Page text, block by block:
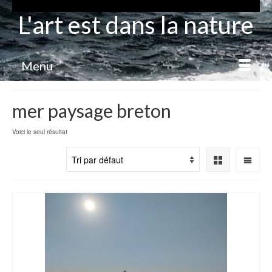
L'art est dans la nature
Menu
mer paysage breton
Voici le seul résultat